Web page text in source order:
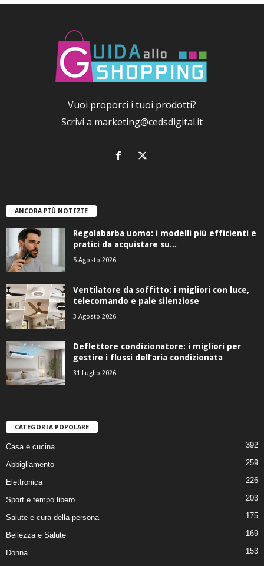
Vuoi proporci i tuoi prodotti?
Scrivi a marketing@cedsdigital.it
ANCORA PIÙ NOTIZIE
Regolabarba uomo: i modelli più efficienti e
pratici da acquistare su...
5 Agosto 2026
Ventilatore da soffitto: i migliori con luce,
telecomando e pale silenziose
3 Agosto 2026
Deflettore condizionatore: i migliori per
gestire i flussi dell’aria condizionata
31 Luglio 2026
CATEGORIA POPOLARE
Casa e cucina 392
Abbigliamento 259
Elettronica 226
Sport e tempo libero 203
Salute e cura della persona 175
Bellezza e Salute 169
Donna 153